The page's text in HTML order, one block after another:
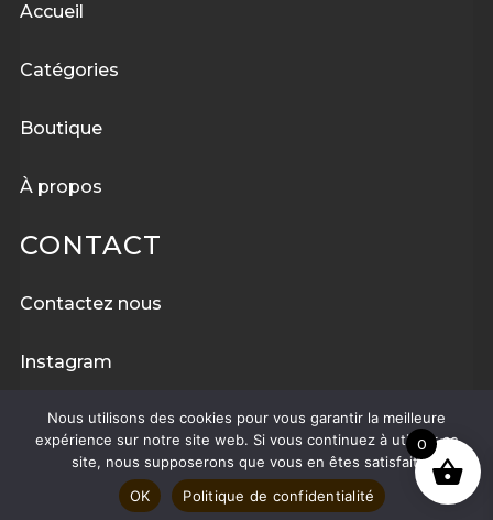
Accueil
Catégories
Boutique
Àpropos
CONTACT
Contactez nous
Instagram
Facebook
0
Nous utilisons des cookies pour vous garantir la meilleure
expérience sur notre site web. Si vous continuez à utiliser ce
site, nous supposerons que vous en êtes satisfait.
OK
Politique de confidentialité